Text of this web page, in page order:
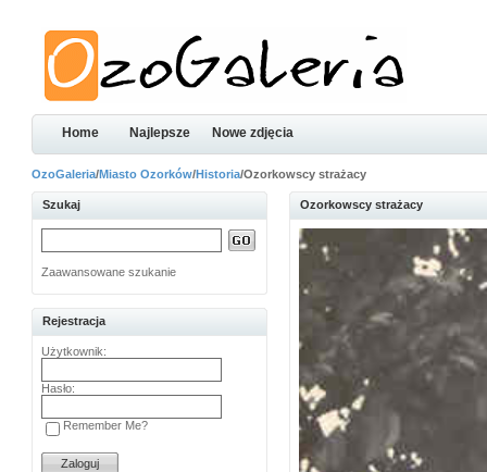
Home Najlepsze Nowe zdjęcia
OzoGaleria/Miasto Ozorków/Historia/Ozorkowscy strażacy
Szukaj
Zaawansowane szukanie
Rejestracja
Użytkownik:
Hasło:
Remember Me?
Ozorkowscy strażacy